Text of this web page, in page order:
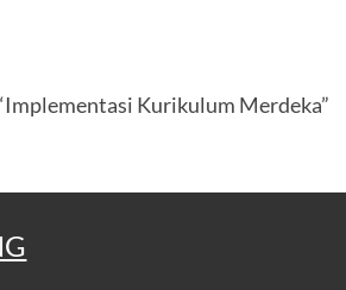
Kurikulum Merdeka”